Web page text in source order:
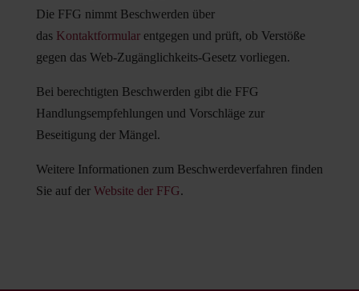
Die FFG nimmt Beschwerden über
das Kontaktformularentgegen und prüft, ob Verstöße
gegen das Web-Zugänglichkeits-Gesetz vorliegen.
Bei berechtigten Beschwerden gibt die FFG
Handlungsempfehlungen und Vorschläge zur
Beseitigung der Mängel.
Weitere Informationen zum Beschwerdeverfahren finden
Sie auf der Website der FFG.